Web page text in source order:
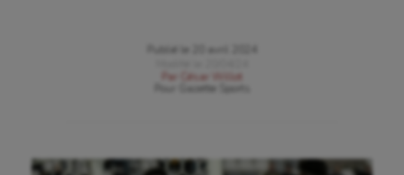
Publié le
20 avril 2024
Par
César Willot
Gazette Sports